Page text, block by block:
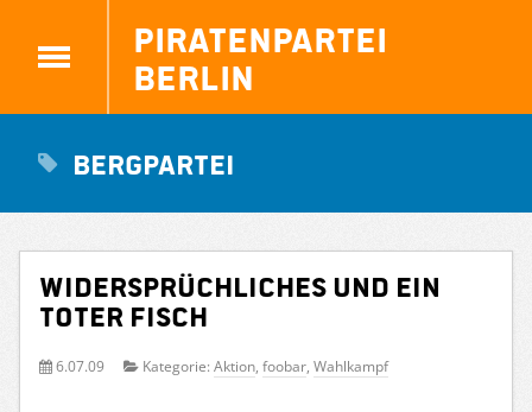
Piratenpartei
Berlin
bergpartei
Widersprüchliches und ein
toter Fisch
6.07.09 Kategorie: Aktion, foobar, Wahlkampf